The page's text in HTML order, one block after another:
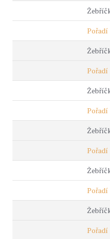
Pořadí
Pořadí
Pořadí
Pořadí
Pořadí
Pořadí